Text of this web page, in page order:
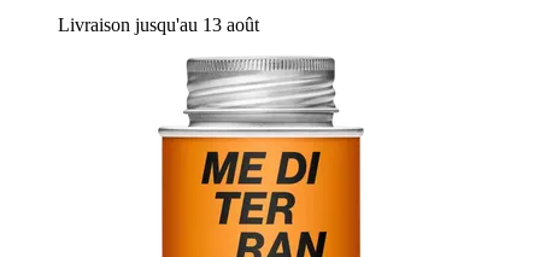
Livraison jusqu'au 13 août